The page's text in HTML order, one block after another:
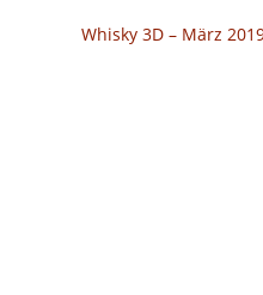
Whisky 3D – März